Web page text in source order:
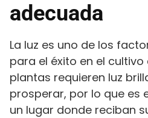
adecuada
La luz es uno de los
para el éxito en el cultivo
plantas requieren luz
prosperar, por lo que es
un lugar donde reciban